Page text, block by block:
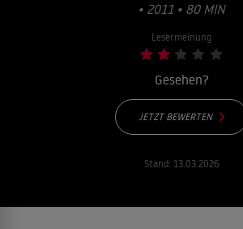
• 2011 • 80 MIN
Lesermeinung
Gesehen?
JETZT BEWERTEN
Stand: 13.03.2026